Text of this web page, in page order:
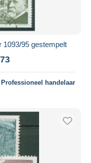
1093/95 gestempelt
Professioneel handelaar